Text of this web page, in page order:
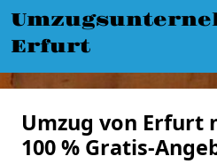
Erfurt
Umzug von Erfurt
100 % Gratis-